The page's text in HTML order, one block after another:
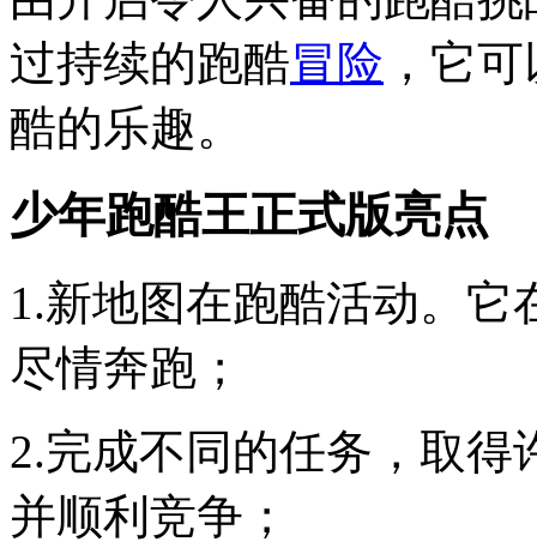
过持续的跑酷冒险 ，它
酷的乐趣。
少年跑酷王正式版亮点
1.新地图在跑酷活动。
尽情奔跑；
2.完成不同的任务，取
并顺利竞争；